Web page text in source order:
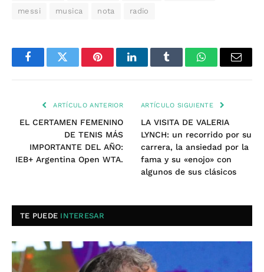
messi musica nota radio
FacebookTwitter PinterestLinkedInTumblr WhatsAppEmail
ARTÍCULO ANTERIOR
EL CERTAMEN FEMENINO
DE TENIS MÁS
IMPORTANTE DEL AÑO:
IEB+ Argentina Open WTA.
ARTÍCULO SIGUIENTE
LA VISITA DE VALERIA
LYNCH: un recorrido por su
carrera, la ansiedad por la
fama y su «enojo» con
algunos de sus clásicos
TE PUEDE INTERESAR